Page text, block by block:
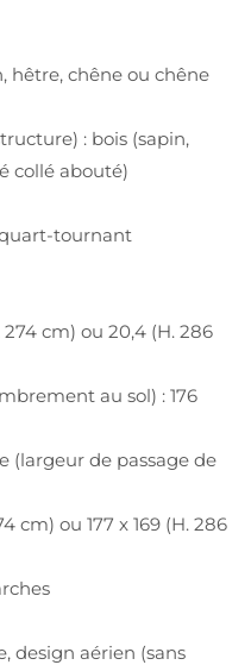
hêtre, chêne ou chêne
: bois (sapin,
collé abouté)
tournant
cm) ou 20,4 (H. 286
au sol) : 176
(largeur de passage de
cm) ou 177 x 169 (H. 286
design aérien (sans